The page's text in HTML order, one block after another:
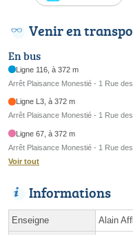
Venir en
En bus
Ligne 116, à 372 m
Arrêt Plaisance Monestié - 1 Rue
Ligne L3, à 372 m
Arrêt Plaisance Monestié - 1 Rue
Ligne 67, à 372 m
Arrêt Plaisance Monestié - 1 Rue
Voir tout
Informations
Enseigne Alain